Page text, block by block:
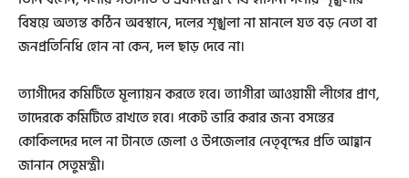
বিষয়ে অত্যন্ত কঠিন অবস্থানে, দলের শৃঙ্খলা না মানলে যত বড় নেতা বা
জনপ্রতিনিধি হোন না কেন, দল ছাড় দেবে না।
ত্যাগীদের কমিটিতে মূল্যায়ন করতে হবে। ত্যাগীরা আওয়ামী লীগের প্রাণ,
তাদেরকে কমিটিতে রাখতে হবে। পকেট ভারি করার জন্য বসন্তের
কোকিলদের দলে না টানতে জেলা ও উপজেলার নেতৃবৃন্দের প্রতি আহ্বান
জানান সেতুমন্ত্রী।